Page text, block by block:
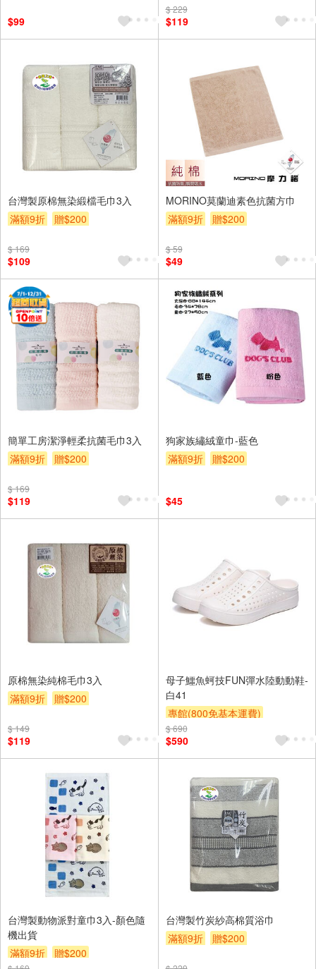
$99
$ 229
$119
台灣製原棉無染緞檔毛巾3入
滿額9折
贈$200
$ 169
$109
MORINO莫蘭迪素色抗菌方巾
滿額9折
贈$200
$ 59
$49
簡單工房潔淨輕柔抗菌毛巾3入
滿額9折
贈$200
$ 169
$119
狗家族繡絨童巾-藍色
滿額9折
贈$200
$45
原棉無染純棉毛巾3入
滿額9折
贈$200
$ 149
$119
母子鱷魚蚵技FUN彈水陸動動鞋-
白41
專館(800免基本運費)
滿額9折
$ 690
$590
台灣製動物派對童巾3入-顏色隨
機出貨
滿額9折
贈$200
台灣製竹炭紗高棉質浴巾
滿額9折
贈$200